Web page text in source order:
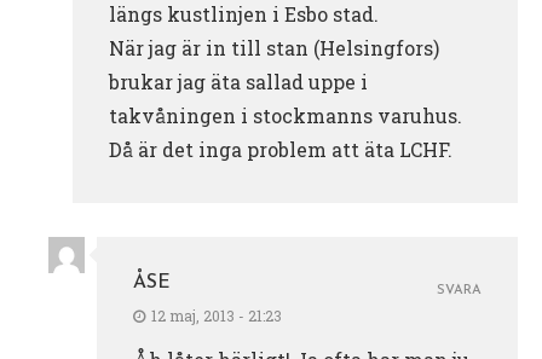
längs kustlinjen i Esbo stad.
När jag är in till stan (Helsingfors)
brukar jag äta sallad uppe i
takvåningen i stockmanns varuhus.
Då är det inga problem att äta LCHF.
ÅSE
12 maj, 2013 - 21:23
SVARA